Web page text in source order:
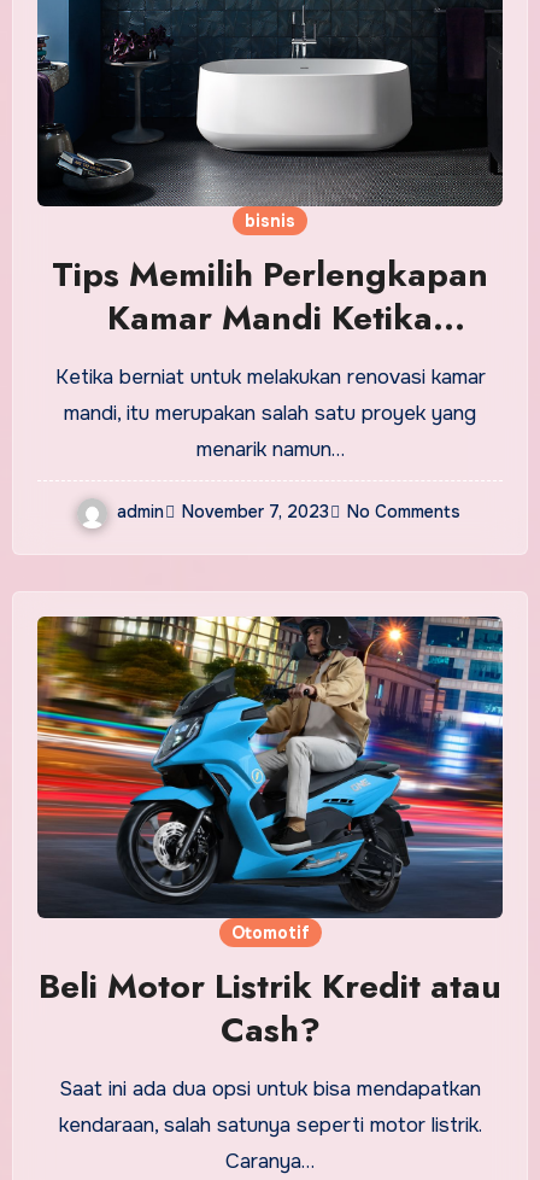
bisnis
Tips Memilih Perlengkapan
Kamar Mandi Ketika
Renovasi
Ketika berniat untuk melakukan renovasi kamar
mandi, itu merupakan salah satu proyek yang
menarik namun…
admin November 7, 2023 No Comments
Otomotif
Beli Motor Listrik Kredit atau
Cash?
Saat ini ada dua opsi untuk bisa mendapatkan
kendaraan, salah satunya seperti motor listrik.
Caranya…